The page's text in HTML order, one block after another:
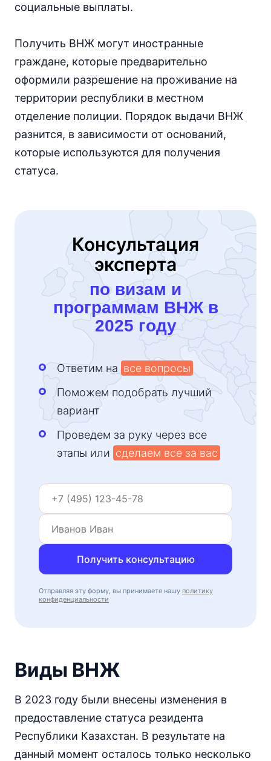
социальные выплаты.
Получить ВНЖ могут иностранные
граждане, которые предварительно
оформили разрешение на проживание на
территории республики в местном
отделение полиции. Порядок выдачи ВНЖ
разнится, в зависимости от оснований,
которые используются для получения
статуса.
Консультация
эксперта
по визам и
программам ВНЖ в
2025 году
Ответим на все вопросы
Поможем подобрать лучший
вариант
Проведем за руку через все
этапы или сделаем все за вас
Получить консультацию
Отправляя эту форму, вы принимаете нашу политику
конфиденциальности
Виды ВНЖ
В 2023 году были внесены изменения в
предоставление статуса резидента
Республики Казахстан. В результате на
данный момент осталось только несколько